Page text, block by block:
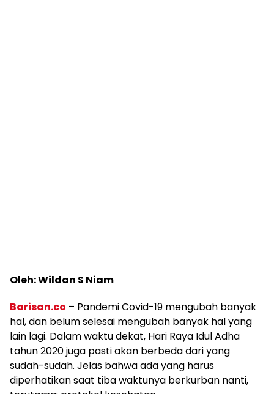
Oleh: Wildan S Niam
Barisan.co – Pandemi Covid-19 mengubah banyak
hal, dan belum selesai mengubah banyak hal yang
lain lagi. Dalam waktu dekat, Hari Raya Idul Adha
tahun 2020 juga pasti akan berbeda dari yang
sudah-sudah. Jelas bahwa ada yang harus
diperhatikan saat tiba waktunya berkurban nanti,